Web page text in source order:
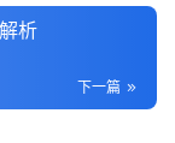
析
下一篇